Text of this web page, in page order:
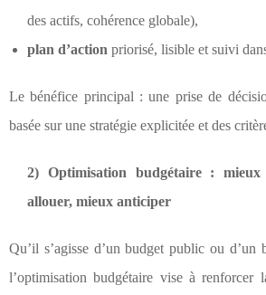
des actifs, cohérence globale),
plan d’action priorisé, lisible et suivi
Le bénéfice principal : une prise de
basée sur une stratégie explicitée et des
2) Optimisation budgétaire :
allouer, mieux anticiper
Qu’il s’agisse d’un budget public ou d’un
l’optimisation budgétaire vise à renforcer